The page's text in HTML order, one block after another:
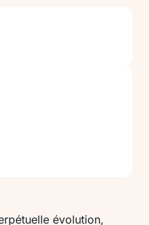
évolution,